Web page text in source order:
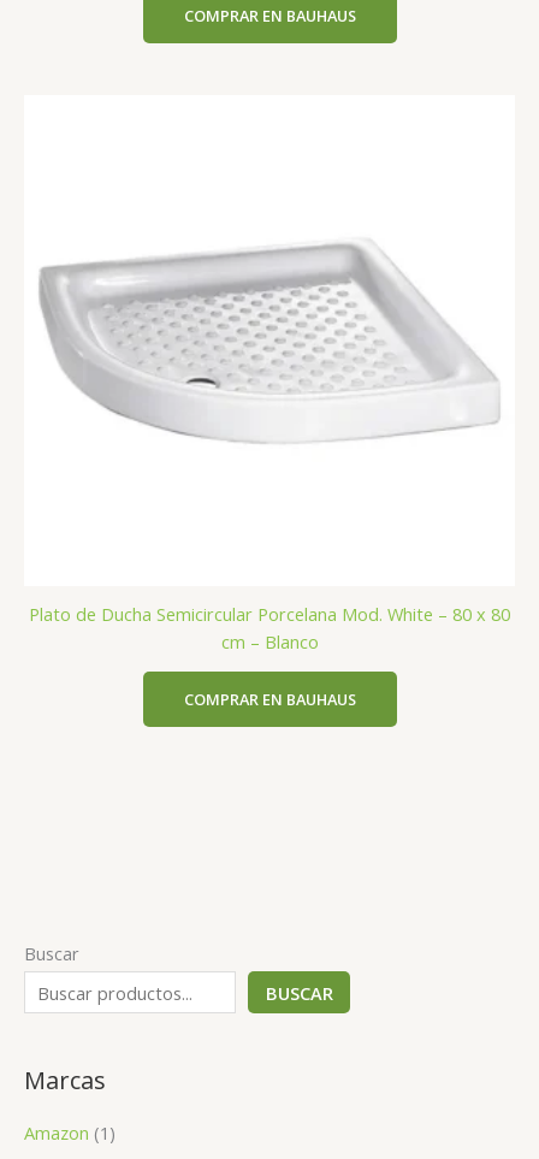
Buscar
BUSCAR
Marcas
Amazon (1)
COMPRAR EN BAUHAUS
Plato de Ducha Semicircular Porcelana Mod. White – 80 x 80
cm – Blanco
COMPRAR EN BAUHAUS